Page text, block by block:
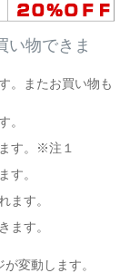
い物できま
。またお買い物も
。
す。※注１
す。
ます。
ます。
変動します。